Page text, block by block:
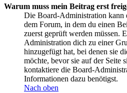
Warum muss mein Beitrag erst
Die Board-Administration kann
dem Forum, in dem du einen
zuerst geprüft werden müssen.
Administration dich zu einer
hinzugefügt hat, bei denen sie
möchte, bevor sie auf der Seite
kontaktiere die Board-
Informationen dazu benötigst.
Nach oben